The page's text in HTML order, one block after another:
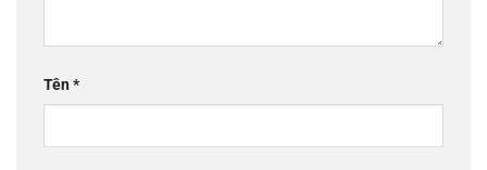
Tên*